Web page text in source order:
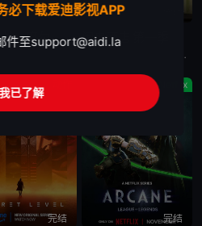
完结
星球大战：摩尔-暗影之王 闹鬼酒店 第一季
一位单亲妈妈带着两个小孩经营一间闹鬼的酒店，她的哥哥也是酒店里的鬼魂之一。
完结
Netflix
完结
必下载爱迪影视APP
件至support@aidi.la
已了解